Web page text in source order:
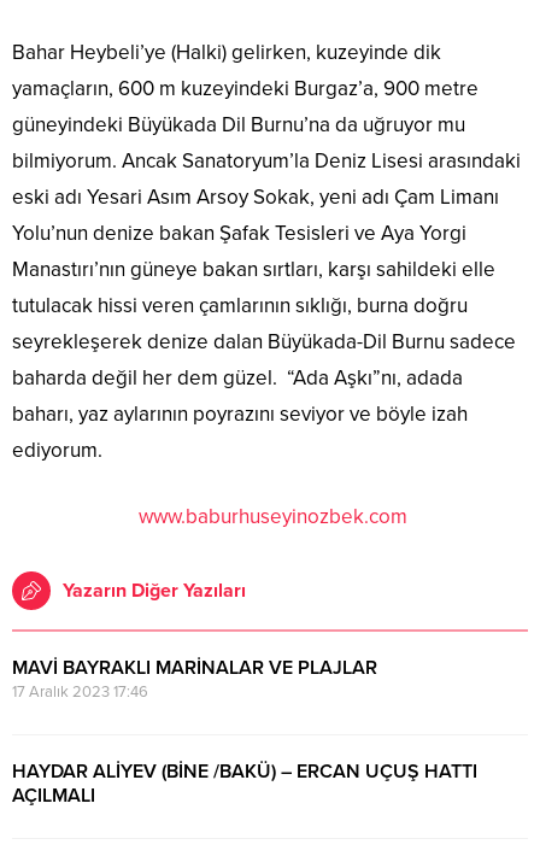
Bahar Heybeli’ye (Halki) gelirken, kuzeyinde dik
yamaçların, 600 m kuzeyindeki Burgaz’a, 900 metre
güneyindeki Büyükada Dil Burnu’na da uğruyor mu
bilmiyorum. Ancak Sanatoryum’la Deniz Lisesi arasındaki
eski adı Yesari Asım Arsoy Sokak, yeni adı Çam Limanı
Yolu’nun denize bakan Şafak Tesisleri ve Aya Yorgi
Manastırı’nın güneye bakan sırtları, karşı sahildeki elle
tutulacak hissi veren çamlarının sıklığı, burna doğru
seyrekleşerek denize dalan Büyükada-Dil Burnu sadece
baharda değil her dem güzel. “Ada Aşkı”nı, adada
baharı, yaz aylarının poyrazını seviyor ve böyle izah
ediyorum.
www.baburhuseyinozbek.com
Yazarın Diğer Yazıları
MAVİ BAYRAKLI MARİNALAR VE PLAJLAR
17 Aralık 2023 17:46
HAYDAR ALİYEV (BİNE /BAKÜ) – ERCAN UÇUŞ HATTI
AÇILMALI